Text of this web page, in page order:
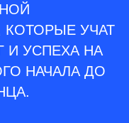
КОТОРЫЕ УЧАТ
И УСПЕХА НА
НАЧАЛА ДО